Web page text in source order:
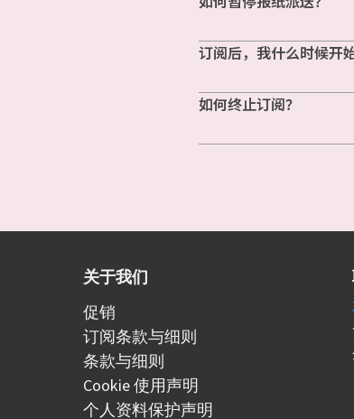
订阅后，我什么时候开
如何终止订阅？
关于我们
促销
订阅条款与细则
条款与细则
Cookie 使用声明
个人资料保护声明